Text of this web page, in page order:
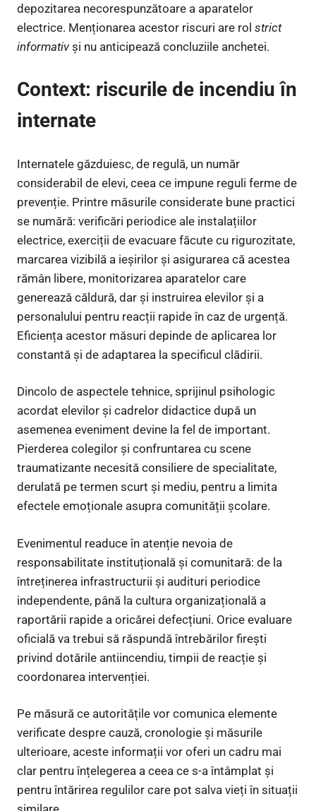
depozitarea necorespunzătoare a aparatelor
electrice. Menționarea acestor riscuri are rol strict
informativși nu anticipează concluziile anchetei.
Context: riscurile de incendiu în
internate
Internatele găzduiesc, de regulă, un număr
considerabil de elevi, ceea ce impune reguli ferme de
prevenție. Printre măsurile considerate bune practici
se numără: verificări periodice ale instalațiilor
electrice, exerciții de evacuare făcute cu rigurozitate,
marcarea vizibilă a ieșirilor și asigurarea că acestea
rămân libere, monitorizarea aparatelor care
generează căldură, dar și instruirea elevilor și a
personalului pentru reacții rapide în caz de urgență.
Eficiența acestor măsuri depinde de aplicarea lor
constantă și de adaptarea la specificul clădirii.
Dincolo de aspectele tehnice, sprijinul psihologic
acordat elevilor și cadrelor didactice după un
asemenea eveniment devine la fel de important.
Pierderea colegilor și confruntarea cu scene
traumatizante necesită consiliere de specialitate,
derulată pe termen scurt și mediu, pentru a limita
efectele emoționale asupra comunității școlare.
Evenimentul readuce în atenție nevoia de
responsabilitate instituțională și comunitară: de la
întreținerea infrastructurii și audituri periodice
independente, până la cultura organizațională a
raportării rapide a oricărei defecțiuni. Orice evaluare
oficială va trebui să răspundă întrebărilor firești
privind dotările antiincendiu, timpii de reacție și
coordonarea intervenției.
Pe măsură ce autoritățile vor comunica elemente
verificate despre cauză, cronologie și măsurile
ulterioare, aceste informații vor oferi un cadru mai
clar pentru înțelegerea a ceea ce s-a întâmplat și
pentru întărirea regulilor care pot salva vieți în situații